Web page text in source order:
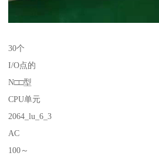
30个
I/O点的
N□□型
CPU单元
2064_lu_6_3
AC
100～